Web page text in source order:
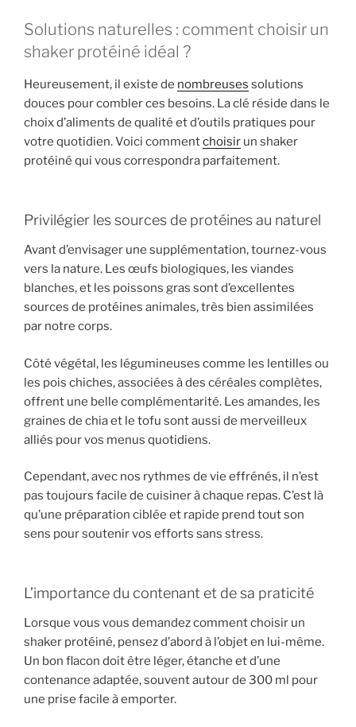
Solutions naturelles : comment choisir un
shaker protéiné idéal ?
Heureusement, il existe de nombreuses solutions
douces pour combler ces besoins. La clé réside dans le
choix d’aliments de qualité et d’outils pratiques pour
votre quotidien. Voici commentchoisir un shaker
protéiné qui vous correspondra parfaitement.
Privilégier les sources de protéines au naturel
Avant d’envisager une supplémentation, tournez-vous
vers la nature. Les œufs biologiques, les viandes
blanches, et les poissons gras sont d’excellentes
sources de protéines animales, très bien assimilées
par notre corps.
Côté végétal, les légumineuses comme les lentilles ou
les pois chiches, associées à des céréales complètes,
offrent une belle complémentarité. Les amandes, les
graines de chia et le tofu sont aussi de merveilleux
alliés pour vos menus quotidiens.
Cependant, avec nos rythmes de vie effrénés, il n’est
pas toujours facile de cuisiner à chaque repas. C’est là
qu’une préparation ciblée et rapide prend tout son
sens pour soutenir vos efforts sans stress.
L’importance du contenant et de sa praticité
Lorsque vous vous demandez comment choisir un
shaker protéiné, pensez d’abord à l’objet en lui-même.
Un bon flacon doit être léger, étanche et d’une
contenance adaptée, souvent autour de 300 ml pour
une prise facile à emporter.